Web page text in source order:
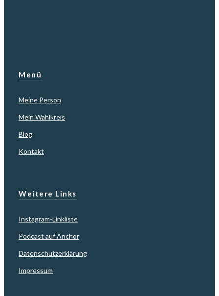
Menü
Meine Person
Mein Wahlkreis
Blog
Kontakt
Weitere Links
Instagram-Linkliste
Podcast auf Anchor
Datenschutzerklärung
Impressum